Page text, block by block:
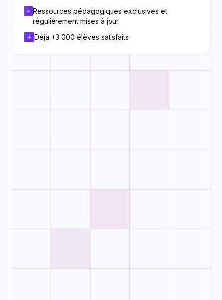
Ressources pédagogiques exclusives et
régulièrement mises à jour
Déjà +3 000 élèves satisfaits